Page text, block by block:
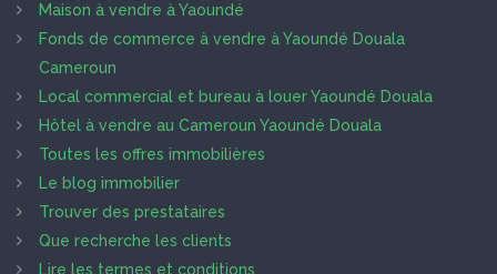
Maison à vendre à Yaoundé
Fonds de commerce à vendre à Yaoundé Douala
Cameroun
Local commercial et bureau à louer Yaoundé Douala
Hôtel à vendre au Cameroun Yaoundé Douala
Toutes les offres immobilières
Le blog immobilier
Trouver des prestataires
Que recherche les clients
Lire les termes et conditions